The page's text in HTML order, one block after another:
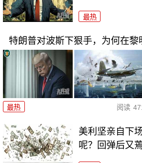
最热
特朗普对波斯下狠手，为何在黎
最热 阅读
美利坚亲自下
呢？回弹后又